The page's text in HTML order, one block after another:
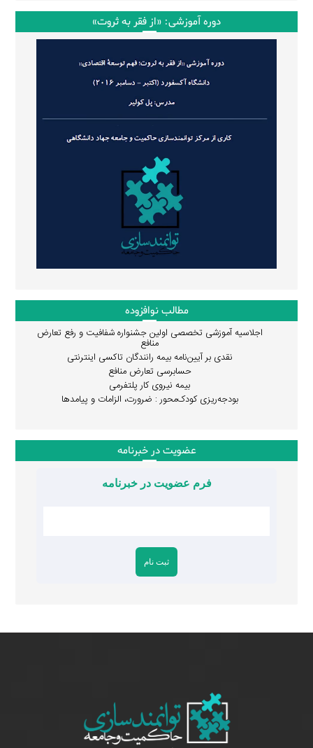
دوره آموزشی: «از فقر به ثروت»
مطالب نوافزوده
اجلاسیه آموزشی تخصصی اولین جشنواره شفافیت و رفع تعارض
منافع
نقدی بر آیین‌نامه بیمه رانندگان تاکسی اینترنتی
حسابرسی تعارض منافع
بیمه نیروی کار پلتفرمی
بودجه‌ریزی کودک‌محور : ضرورت، الزامات و پیامدها
عضویت در خبرنامه
فرم عضویت در خبرنامه